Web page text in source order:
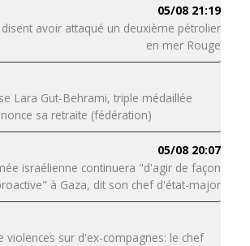
05/08 21:19
avoir attaqué un deuxième pétrolier
en mer Rouge
Lara Gut-Behrami, triple médaillée
sa retraite (fédération)
05/08 20:07
israélienne continuera "d'agir de façon
à Gaza, dit son chef d'état-major
violences sur d'ex-compagnes: le chef